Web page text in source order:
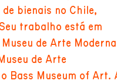
bienais no Chile,
trabalho está em
de Arte
de Arte
Bass Museum of Art.